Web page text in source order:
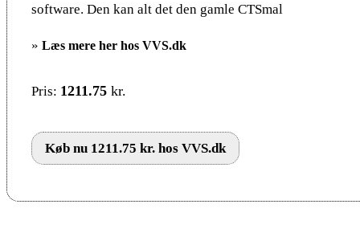
software. Den kan alt det den gamle CTSmal
» Læs mere her hos VVS.dk
Pris: 1211.75 kr.
Køb nu 1211.75 kr. hos VVS.dk